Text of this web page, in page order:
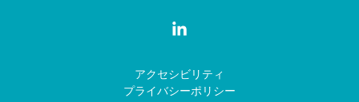
アクセシビリティ
プライバシーポリシー